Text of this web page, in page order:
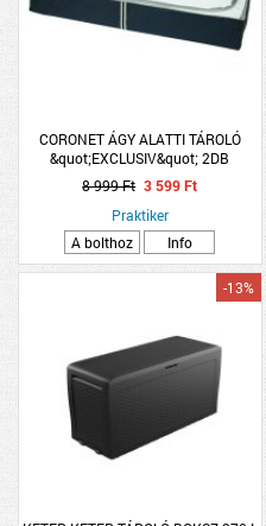
CORONET ÁGY ALATTI TÁROLÓ
&quot;EXCLUSIV&quot; 2DB
105X16X45CM
8 999 Ft 3 599 Ft
Praktiker
A bolthoz
Info
-13%